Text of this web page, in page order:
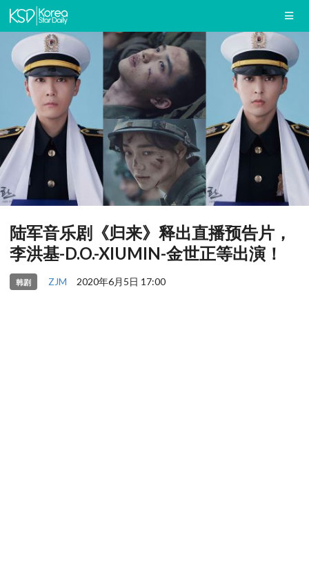
陆军音乐剧《归来》释出直播预告片，
李洪基-D.O.-XIUMIN-金世正等出演！
韩剧 ZJM 2020年6月5日 17:00